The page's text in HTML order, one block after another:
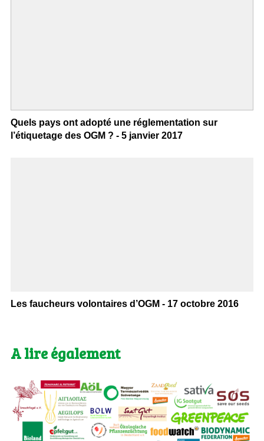
Quels pays ont adopté une réglementation sur
l’étiquetage des OGM ? - 5 janvier 2017
Les faucheurs volontaires d’OGM - 17 octobre 2016
A lire également